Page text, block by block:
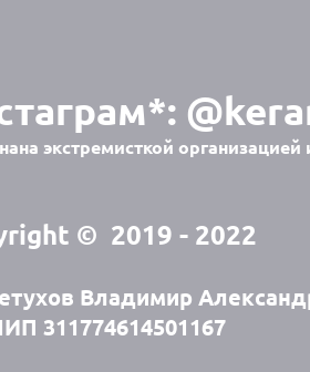
экстремисткой
© 2019 - 2022
Владимир
311774614501167